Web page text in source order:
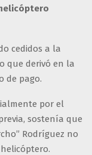
cedidos a la
que derivó en la
de pago.
por el
sostenía que
Rodríguez no